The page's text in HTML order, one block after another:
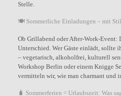
Stelle.
🍽 Sommerliche Einladungen – mit
Ob Grillabend oder After-Work-Event:
Unterschied. Wer Gäste einlädt, sollte
– vegetarisch, alkoholfrei, kulturell
Workshop Berlin oder einem Knigge
vermitteln wir, wie man charmant und
🧳 Sommerferien = Urlaubszeit: Was